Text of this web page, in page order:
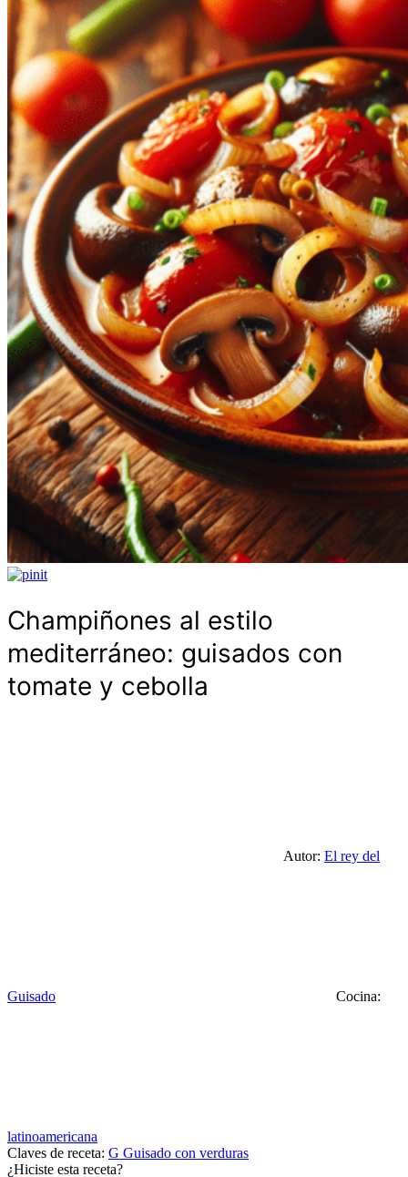
Champiñones al estilo
mediterráneo: guisados con
tomate y cebolla
Autor: El rey del
Guisado Cocina:
latinoamericana
Claves de receta: G Guisado con verduras
¿Hiciste esta receta?